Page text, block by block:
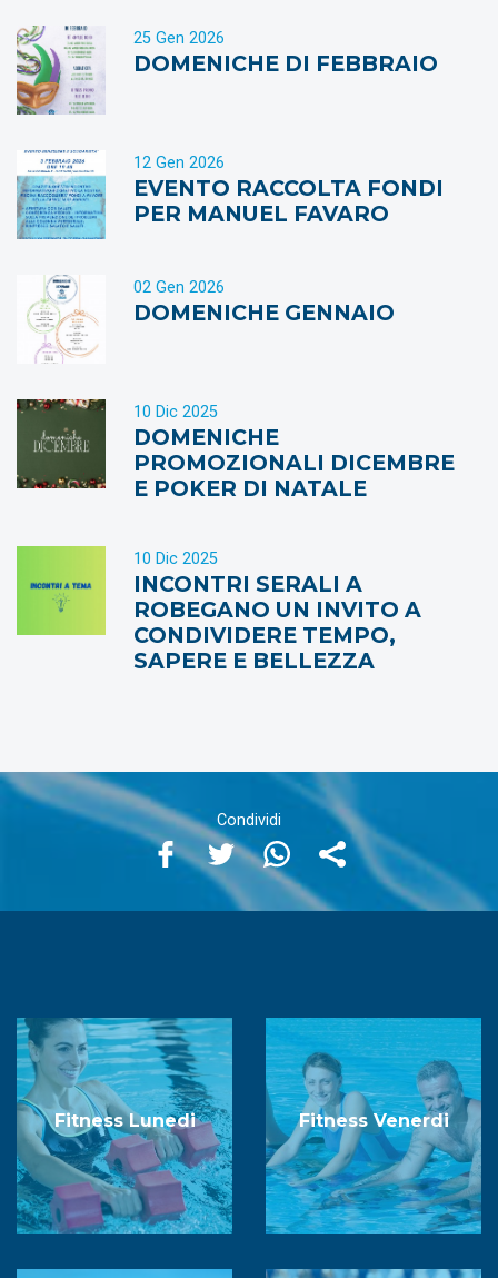
25 Gen 2026
DOMENICHE DI FEBBRAIO
12 Gen 2026
EVENTO RACCOLTA FONDI
PER MANUEL FAVARO
02 Gen 2026
DOMENICHE GENNAIO
10 Dic 2025
DOMENICHE
PROMOZIONALI DICEMBRE
E POKER DI NATALE
10 Dic 2025
INCONTRI SERALI A
ROBEGANO UN INVITO A
CONDIVIDERE TEMPO,
SAPERE E BELLEZZA
Fitness Lunedi Fitness Venerdi